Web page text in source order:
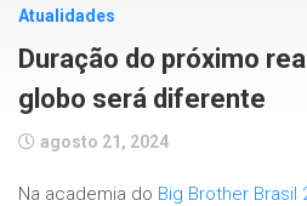
Atualidades
Duração do próximo
globo será diferente
agosto 21, 2024
Na academia do Big Brother Brasil